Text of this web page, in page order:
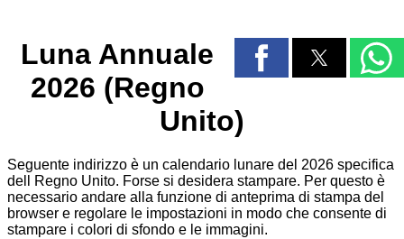
Luna Annuale
2026 (Regno
Unito)
Seguente indirizzo è un calendario lunare del 2026 specifica
dell Regno Unito. Forse si desidera stampare. Per questo è
necessario andare alla funzione di anteprima di stampa del
browser e regolare le impostazioni in modo che consente di
stampare i colori di sfondo e le immagini.